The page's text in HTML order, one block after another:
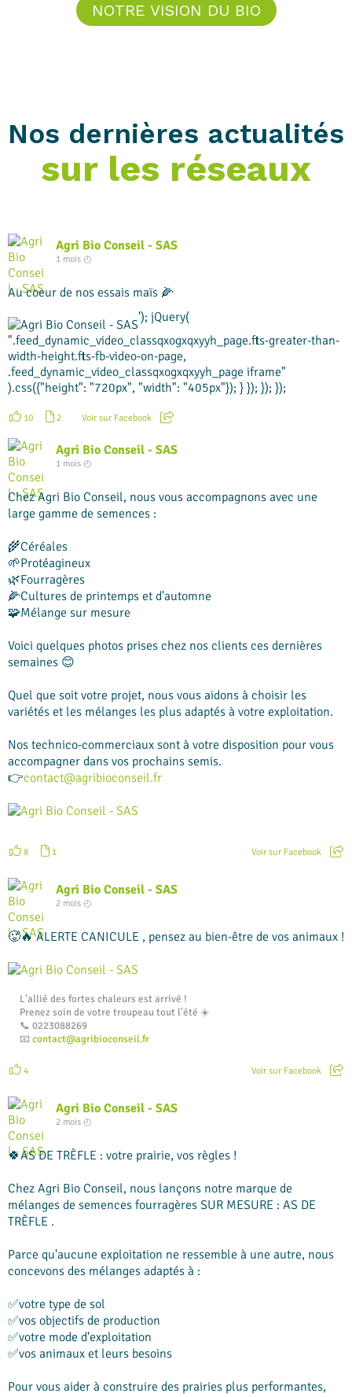
NOTRE VISION DU BIO
Nos dernières actualités
sur les réseaux
Agri Bio Conseil - SAS
1 mois ◴
Au coeur de nos essais maïs 🌽
'); jQuery(
".feed_dynamic_video_classqxogxqxyyh_page.fts-greater-than-
width-height.fts-fb-video-on-page,
.feed_dynamic_video_classqxogxqxyyh_page iframe"
).css({"height": "720px", "width": "405px"}); } }); }); });
10 2 Voir sur Facebook
Agri Bio Conseil - SAS
1 mois ◴
Chez Agri Bio Conseil, nous vous accompagnons avec une
large gamme de semences :
🌾Céréales
🌱Protéagineux
🌿Fourragères
🌽Cultures de printemps et d'automne
🧩Mélange sur mesure
Voici quelques photos prises chez nos clients ces dernières
semaines 😊
Quel que soit votre projet, nous vous aidons à choisir les
variétés et les mélanges les plus adaptés à votre exploitation.
Nos technico-commerciaux sont à votre disposition pour vous
accompagner dans vos prochains semis.
👉contact@agribioconseil.fr
8 1 Voir sur Facebook
Agri Bio Conseil - SAS
2 mois ◴
🥵🔥 ALERTE CANICULE , pensez au bien-être de vos animaux !
L'allié des fortes chaleurs est arrivé !
Prenez soin de votre troupeau tout l'été ☀️
📞 0223088269
📧 contact@agribioconseil.fr
4 Voir sur Facebook
Agri Bio Conseil - SAS
2 mois ◴
🍀AS DE TRÈFLE : votre prairie, vos règles !
Chez Agri Bio Conseil, nous lançons notre marque de
mélanges de semences fourragères SUR MESURE : AS DE
TRÈFLE .
Parce qu'aucune exploitation ne ressemble à une autre, nous
concevons des mélanges adaptés à :
✅votre type de sol
✅vos objectifs de production
✅votre mode d'exploitation
✅vos animaux et leurs besoins
Pour vous aider à construire des prairies plus performantes,